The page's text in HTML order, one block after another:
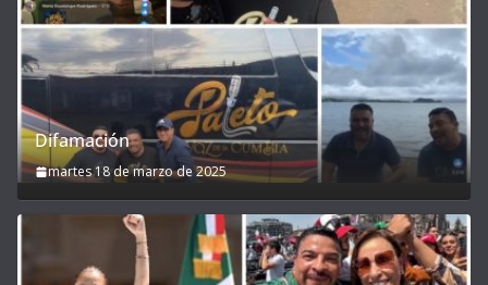
Difamación
martes 18 de marzo de 2025